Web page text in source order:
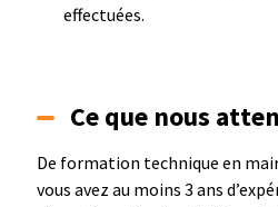
effectuées.
Ce que nous
De formation technique en
vous avez au moins 3 ans